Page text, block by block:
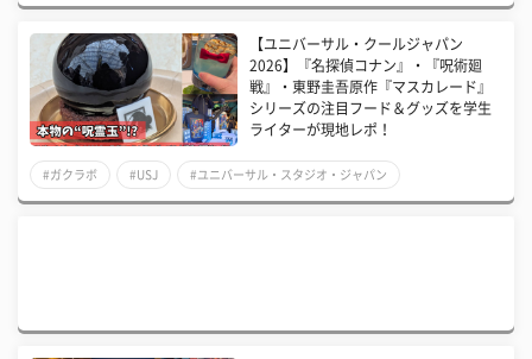
【ユニバーサル・クールジャパン
2026】『名探偵コナン』・『呪術廻
戦』・東野圭吾原作『マスカレード』
シリーズの注目フード＆グッズを学生
ライターが現地レポ！
#ガクラボ #USJ #ユニバーサル・スタジオ・ジャパン